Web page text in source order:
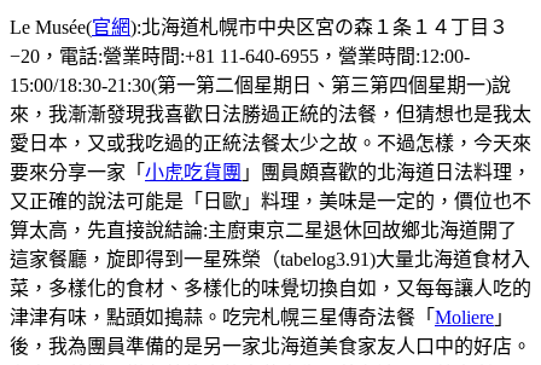
Le Musée(官網):北海道札幌市中央区宮の森１条１４丁目３
−20，電話:營業時間:+81 11-640-6955，營業時間:12:00-
15:00/18:30-21:30(第一第二個星期日、第三第四個星期一)說
來，我漸漸發現我喜歡日法勝過正統的法餐，但猜想也是我太
愛日本，又或我吃過的正統法餐太少之故。不過怎樣，今天來
要來分享一家「 小虎吃貨團 」團員頗喜歡的北海道日法料理，
又正確的說法可能是「日歐」料理，美味是一定的，價位也不
算太高，先直接說結論:主廚東京二星退休回故鄉北海道開了
這家餐廳，旋即得到一星殊榮（tabelog3.91)大量北海道食材入
菜，多樣化的食材、多樣化的味覺切換自如，又每每讓人吃的
津津有味，點頭如搗蒜。吃完札幌三星傳奇法餐「 Moliere 」
後，我為團員準備的是另一家北海道美食家友人口中的好店。